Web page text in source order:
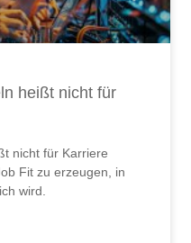
heißt nicht für
nicht für Karriere
Fit zu erzeugen, in
wird.